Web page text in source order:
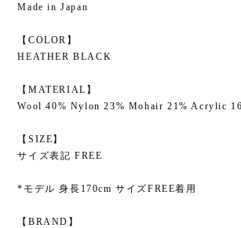
Made in Japan
【COLOR】
HEATHER BLACK
【MATERIAL】
Wool 40% Nylon 23% Mohair 21% Acrylic
【SIZE】
サイズ表記 FREE
*モデル 身長170cm サイズFREE着用
【BRAND】